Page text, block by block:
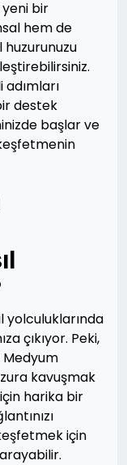
bir
hem de
huzurunuzu
destek
başlar ve
yolculuklarında
çıkıyor. Peki,
Medyum
kavuşmak
harika bir
için